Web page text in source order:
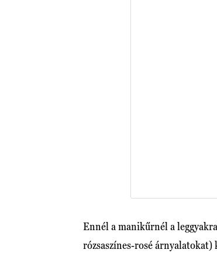
Ennél a manikűrnél a
rózsaszínes-rosé árnyalatokat)